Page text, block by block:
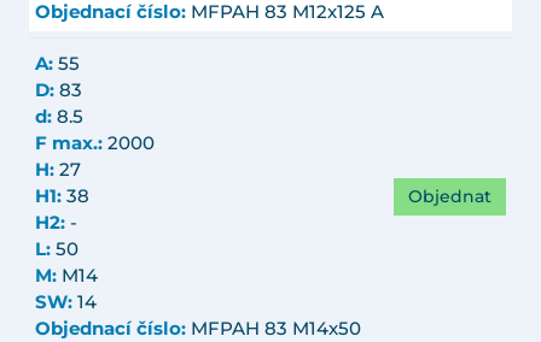
Objednací číslo: MFPAH 83 M12x125 A
A: 55
D: 83
d: 8.5
F max.: 2000
H: 27
H1: 38
H2: -
L: 50
M: M14
SW: 14
Objednací číslo: MFPAH 83 M14x50
Objednat